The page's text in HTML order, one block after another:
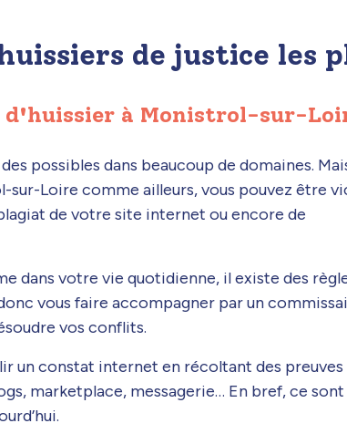
de justice
à Monistrol-sur-
possibles dans beaucoup de domaines.
sur-Loire comme ailleurs, vous pouvez être
de votre site internet ou encore de
dans votre vie quotidienne, il existe des
vous faire accompagner par un
vos conflits.
un constat internet en récoltant des preuves
marketplace, messagerie… En bref, ce sont